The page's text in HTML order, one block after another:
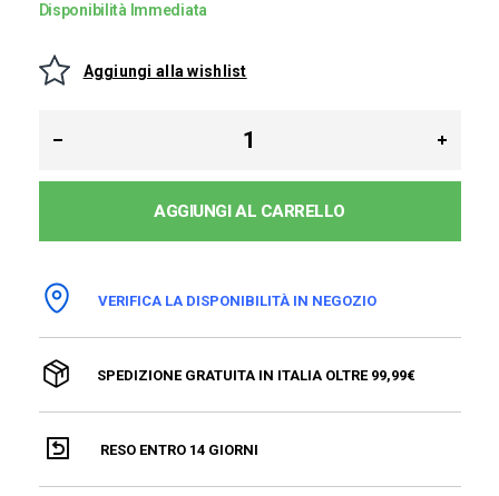
Disponibilità Immediata
Aggiungi alla wishlist
AGGIUNGI AL CARRELLO
VERIFICA LA DISPONIBILITÀ IN NEGOZIO
SPEDIZIONE GRATUITA IN ITALIA OLTRE 99,99€
RESO ENTRO 14 GIORNI